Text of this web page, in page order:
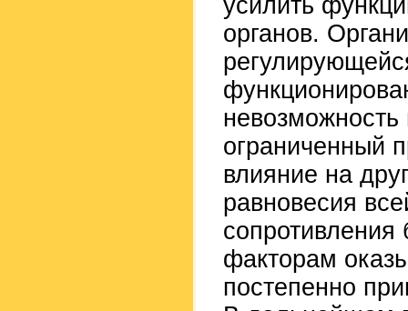
усилить
органов.
невозможность
ограниченный
влияние на
равновесия
факторам
постепенно